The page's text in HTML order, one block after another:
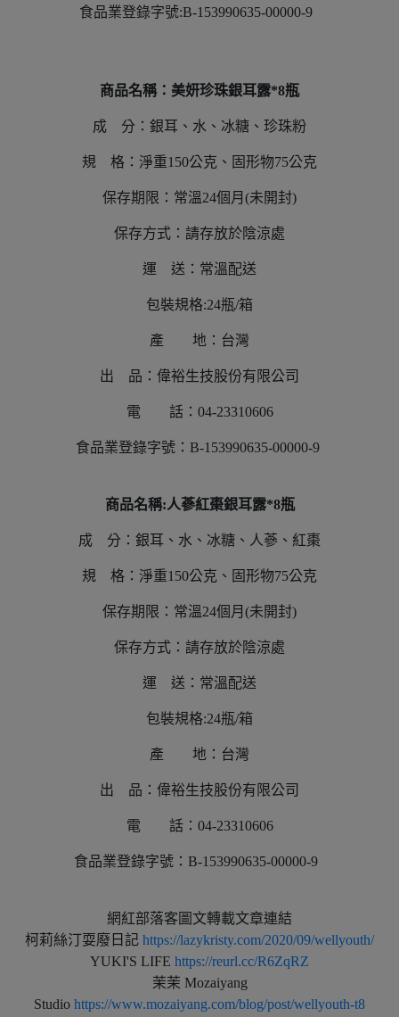
食品業登錄字號:B-153990635-00000-9
商品名稱：美妍珍珠銀耳露*8瓶
成 分：銀耳、水、冰糖、珍珠粉
規 格：淨重150公克、固形物75公克
保存期限：常溫24個月(未開封)
保存方式：請存放於陰涼處
運 送：常溫配送
包裝規格:24瓶/箱
產 地：台灣
出 品：偉裕生技股份有限公司
電 話：04-23310606
食品業登錄字號：B-153990635-00000-9
商品名稱:人蔘紅棗銀耳露*8瓶
成 分：銀耳、水、冰糖、人蔘、紅棗
規 格：淨重150公克、固形物75公克
保存期限：常溫24個月(未開封)
保存方式：請存放於陰涼處
運 送：常溫配送
包裝規格:24瓶/箱
產 地：台灣
出 品：偉裕生技股份有限公司
電 話：04-23310606
食品業登錄字號：B-153990635-00000-9
網紅部落客圖文轉載文章連結
柯莉絲汀耍廢日記 https://lazykristy.com/2020/09/wellyouth/
YUKI'S LIFE https://reurl.cc/R6ZqRZ
茉茉 Mozaiyang
Studio https://www.mozaiyang.com/blog/post/wellyouth-t8